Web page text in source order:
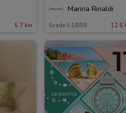
5.7 km
Marina Rinaldi
Scade il 18/08 12.6